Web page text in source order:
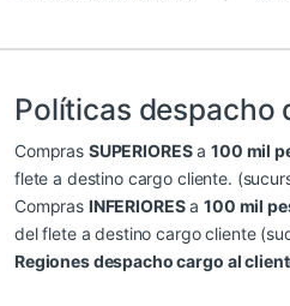
Políticas despacho
Compras SUPERIORESa100 mil
flete a destino cargo cliente.
Compras INFERIORESa100 mil
del flete a destino cargo cliente
Regiones despacho cargo al